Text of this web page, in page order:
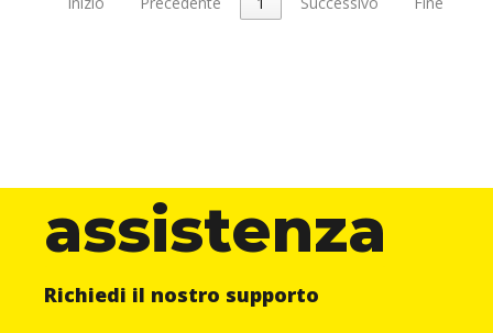
Resistenza all’acqua, agli oli (max +80°C), alle benzine
Resistenza agli urti: 2 Kg
Resistenza alla trazione: 100 N
(Test realizzati con tubi in dimensione AD21,2 secondo
assistenza
Richiedi il nostro supporto